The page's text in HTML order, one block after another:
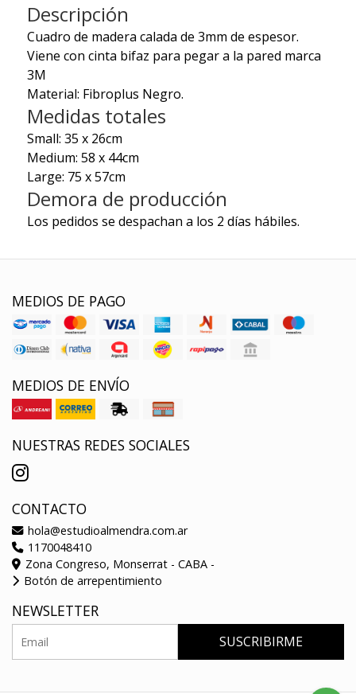
Descripción
Cuadro de madera calada de 3mm de espesor.
Viene con cinta bifaz para pegar a la pared marca
3M
Material: Fibroplus Negro.
Medidas totales
Small: 35 x 26cm
Medium: 58 x 44cm
Large: 75 x 57cm
Demora de producción
Los pedidos se despachan a los 2 días hábiles.
MEDIOS DE PAGO
MEDIOS DE ENVÍO
NUESTRAS REDES SOCIALES
CONTACTO
hola@estudioalmendra.com.ar
1170048410
Zona Congreso, Monserrat - CABA -
Botón de arrepentimiento
NEWSLETTER
SUSCRIBIRME